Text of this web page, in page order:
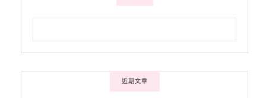
近期文章